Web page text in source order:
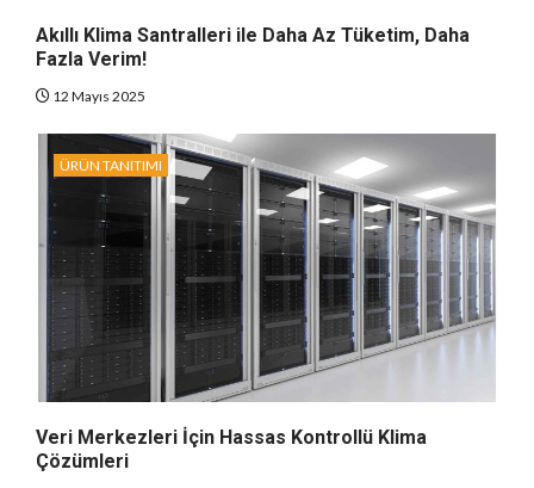
Akıllı Klima Santralleri ile Daha Az Tüketim, Daha
Fazla Verim!
12 Mayıs 2025
ÜRÜN TANITIMI
Veri Merkezleri İçin Hassas Kontrollü Klima
Çözümleri